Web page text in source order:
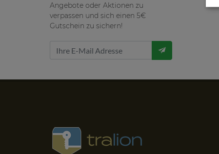
Angebote oder Aktionen zu
verpassen und sich einen 5€
Gutschein zu sichern!
Sowohl Lieferung, Softwareinstallation und